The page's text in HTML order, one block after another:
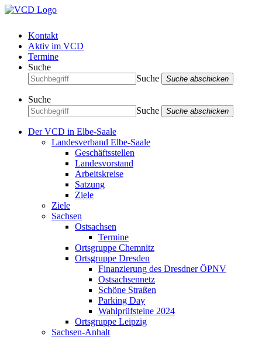
Kontakt
Aktiv im VCD
Termine
Suche
Suche
Suche abschicken
Suche
Suche
Suche abschicken
Der VCD in Elbe-Saale
Landesverband Elbe-Saale
Geschäftsstellen
Landesvorstand
Arbeitskreise
Satzung
Ziele
Ziele
Sachsen
Ostsachsen
Termine
Ortsgruppe Chemnitz
Ortsgruppe Dresden
Finanzierung des Dresdner ÖPNV
Ostsachsennetz
Schöne Straßen
Parking Day
Wahlprüfsteine 2024
Ortsgruppe Leipzig
Sachsen-Anhalt